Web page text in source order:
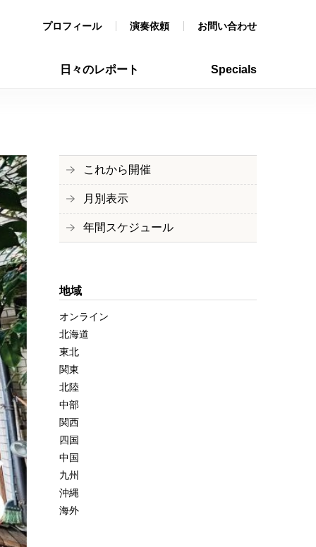
プロフィール 演奏依頼 お問い合わせ
日々のレポート Specials
これから開催
月別表示
年間スケジュール
地域
オンライン
北海道
東北
関東
北陸
中部
関西
四国
中国
九州
沖縄
海外